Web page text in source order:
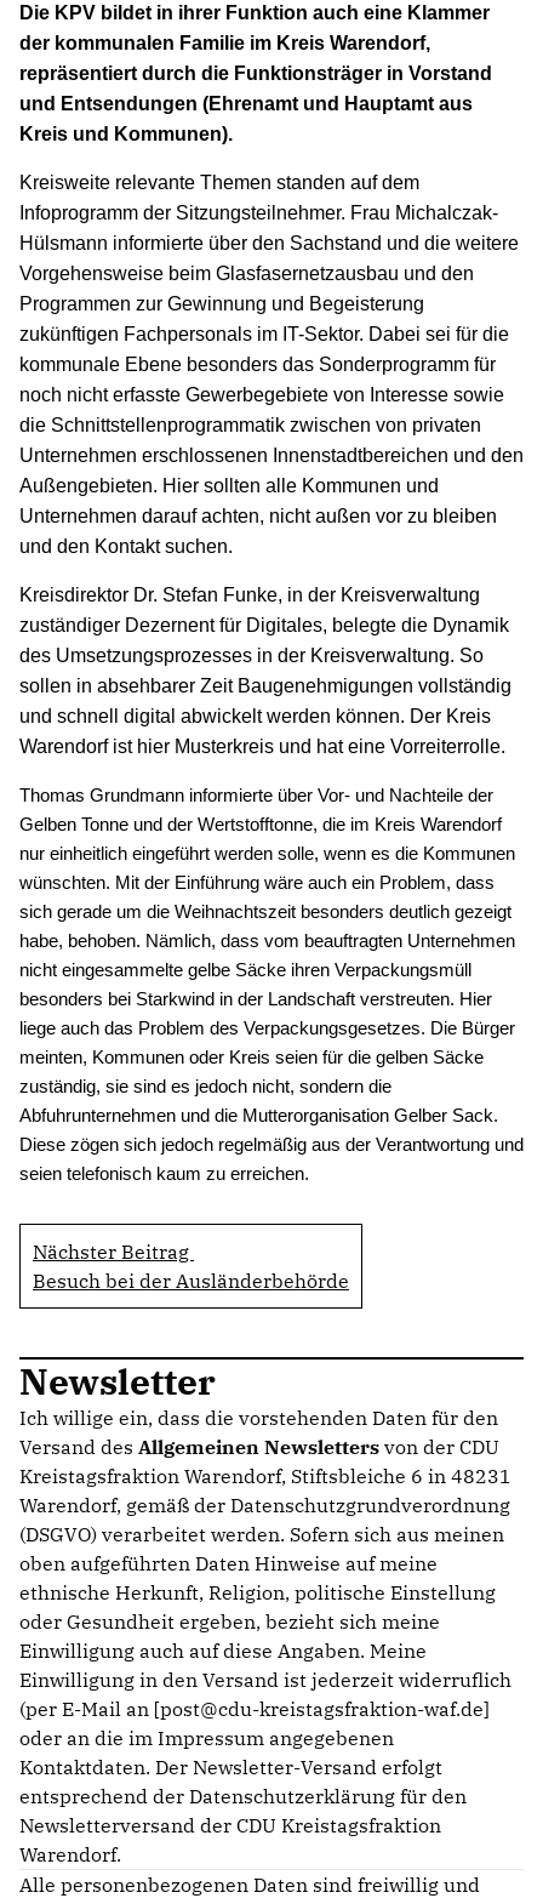
LWL-Fraktion der CDU
Kommunalpolitische Vereinigung KPV NRW
Die KPV bildet in ihrer Funktion auch eine Klammer
der kommunalen Familie im Kreis Warendorf,
repräsentiert durch die Funktionsträger in Vorstand
und Entsendungen (Ehrenamt und Hauptamt aus
Kreis und Kommunen).
Kreisweite relevante Themen standen auf dem
Infoprogramm der Sitzungsteilnehmer. Frau Michalczak-
Hülsmann informierte über den Sachstand und die weitere
Vorgehensweise beim Glasfasernetzausbau und den
Programmen zur Gewinnung und Begeisterung
zukünftigen Fachpersonals im IT-Sektor. Dabei sei für die
kommunale Ebene besonders das Sonderprogramm für
noch nicht erfasste Gewerbegebiete von Interesse sowie
die Schnittstellenprogrammatik zwischen von privaten
Unternehmen erschlossenen Innenstadtbereichen und den
Außengebieten. Hier sollten alle Kommunen und
Unternehmen darauf achten, nicht außen vor zu bleiben
und den Kontakt suchen.
Kreisdirektor Dr. Stefan Funke, in der Kreisverwaltung
zuständiger Dezernent für Digitales, belegte die Dynamik
des Umsetzungsprozesses in der Kreisverwaltung. So
sollen in absehbarer Zeit Baugenehmigungen vollständig
und schnell digital abwickelt werden können. Der Kreis
Warendorf ist hier Musterkreis und hat eine Vorreiterrolle.
Thomas Grundmann informierte über Vor- und Nachteile der
Gelben Tonne und der Wertstofftonne, die im Kreis Warendorf
nur einheitlich eingeführt werden solle, wenn es die Kommunen
wünschten. Mit der Einführung wäre auch ein Problem, dass
sich gerade um die Weihnachtszeit besonders deutlich gezeigt
habe, behoben. Nämlich, dass vom beauftragten Unternehmen
nicht eingesammelte gelbe Säcke ihren Verpackungsmüll
besonders bei Starkwind in der Landschaft verstreuten. Hier
liege auch das Problem des Verpackungsgesetzes. Die Bürger
meinten, Kommunen oder Kreis seien für die gelben Säcke
zuständig, sie sind es jedoch nicht, sondern die
Abfuhrunternehmen und die Mutterorganisation Gelber Sack.
Diese zögen sich jedoch regelmäßig aus der Verantwortung und
seien telefonisch kaum zu erreichen.
Nächster Beitrag
Besuch bei der Ausländerbehörde
Newsletter
Ich willige ein, dass die vorstehenden Daten für den
Versand des Allgemeinen Newsletters von der CDU
Kreistagsfraktion Warendorf, Stiftsbleiche 6 in 48231
Warendorf, gemäß der Datenschutzgrundverordnung
(DSGVO) verarbeitet werden. Sofern sich aus meinen
oben aufgeführten Daten Hinweise auf meine
ethnische Herkunft, Religion, politische Einstellung
oder Gesundheit ergeben, bezieht sich meine
Einwilligung auch auf diese Angaben. Meine
Einwilligung in den Versand ist jederzeit widerruflich
(per E-Mail an [post@cdu-kreistagsfraktion-waf.de]
oder an die im Impressum angegebenen
Kontaktdaten. Der Newsletter-Versand erfolgt
entsprechend der Datenschutzerklärung für den
Newsletterversand der CDU Kreistagsfraktion
Warendorf.
Alle personenbezogenen Daten sind freiwillig und